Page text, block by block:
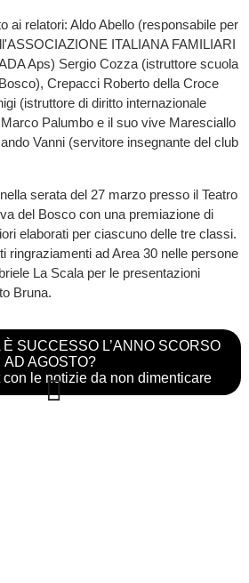
ai relatori: Aldo Abello (responsabile per
ITALIANA FAMILIARI
Aps) Sergio Cozza (istruttore scuola
Crepacci Roberto della Croce
(istruttore di diritto internazionale
Palumbo e il suo vive Maresciallo
Vanni (servitore insegnante del club
serata del 27 marzo presso il Teatro
del Bosco con una premiazione di
elaborati per ciascuno delle tre classi.
ringraziamenti ad Area 30 nelle persone
La Scala per le presentazioni
Bruna.
SUCCESSO L’ANNO SCORSO
AD AGOSTO?
le notizie da non dimenticare